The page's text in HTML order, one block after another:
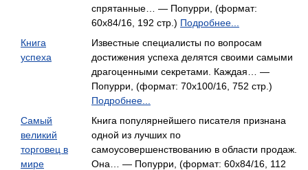
спрятанные… — Попурри, (формат:
60x84/16, 192 стр.) Подробнее...
Книга
успеха
Известные специалисты по вопросам
достижения успеха делятся своими самыми
драгоценными секретами. Каждая… —
Попурри, (формат: 70x100/16, 752 стр.)
Подробнее...
Самый
великий
торговец в
мире
Книга популярнейшего писателя признана
одной из лучших по
самоусовершенствованию в области продаж.
Она… — Попурри, (формат: 60x84/16, 112